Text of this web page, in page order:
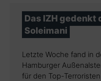
Das IZH
Soleimani
Letzte Woche fand in
Hamburger
für den Top-